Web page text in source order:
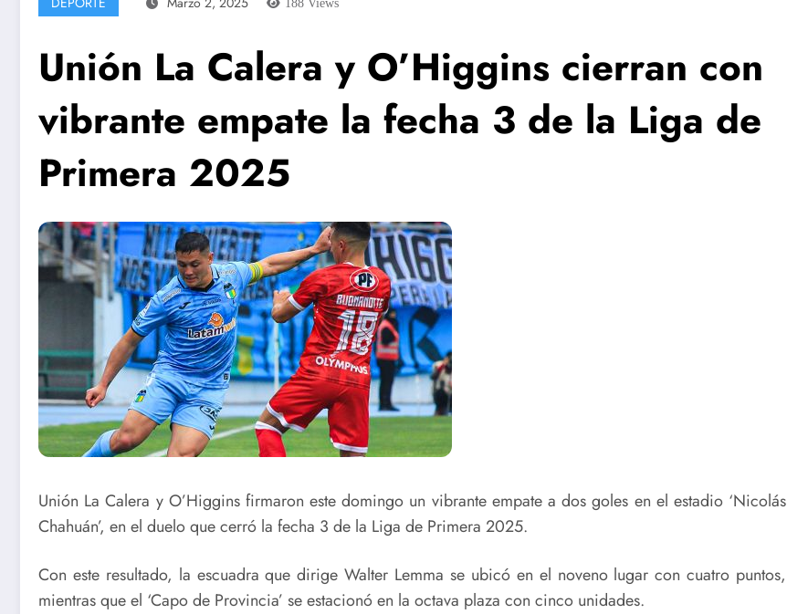
188 Views
Unión La Calera y O’Higgins cierran con
vibrante empate la fecha 3 de la Liga de
Primera 2025
Unión La Calera y O’Higgins firmaron este domingo un vibrante empate a dos goles en el estadio ‘Nicolás
Chahuán’, en el duelo que cerró la fecha 3 de la Liga de Primera 2025.
Con este resultado, la escuadra que dirige Walter Lemma se ubicó en el noveno lugar con cuatro puntos,
mientras que el ‘Capo de Provincia’ se estacionó en la octava plaza con cinco unidades.